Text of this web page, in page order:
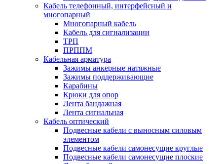
Кабель телефонный, интерфейсный и
многопарный
Многопарный кабель
Кабель для сигнализации
ТРП
ПРППМ
Кабельная арматура
Зажимы анкерные натяжные
Зажимы поддерживающие
Карабины
Крюки для опор
Лента бандажная
Лента сигнальная
Кабель оптический
Подвесные кабели с выносным силовым
элементом
Подвесные кабели самонесущие круглые
Подвесные кабели самонесущие плоские